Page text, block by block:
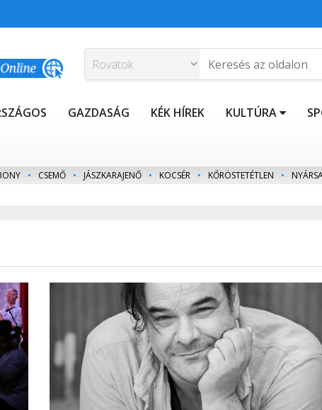
GAZDASÁG KÉK HÍREK KULTÚRA
• CSEMŐ • JÁSZKARAJENŐ • KOCSÉR • KŐRÖSTETÉTLEN •